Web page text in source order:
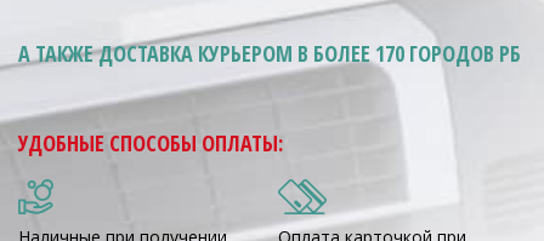
А ТАКЖЕ ДОСТАВКА КУРЬЕРОМ В БОЛЕЕ 170 ГОРОДОВ РБ
УДОБНЫЕ СПОСОБЫ ОПЛАТЫ: